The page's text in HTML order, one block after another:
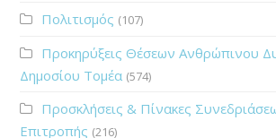
Πολιτισμός (107)
Προκηρύξεις Θέσεων Ανθρώπινου
Δημοσίου Τομέα (574)
Προσκλήσεις & Πίνακες
Επιτροπής (216)